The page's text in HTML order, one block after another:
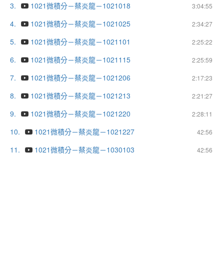
3.
3:04:55
1021微積分－蔡炎龍－1021018
4.
2:34:27
1021微積分－蔡炎龍－1021025
5.
2:25:22
1021微積分－蔡炎龍－1021101
6.
2:25:59
1021微積分－蔡炎龍－1021115
7.
2:17:23
1021微積分－蔡炎龍－1021206
8.
2:21:27
1021微積分－蔡炎龍－1021213
9.
2:28:11
1021微積分－蔡炎龍－1021220
10.
42:56
1021微積分－蔡炎龍－1021227
11.
42:56
1021微積分－蔡炎龍－1030103